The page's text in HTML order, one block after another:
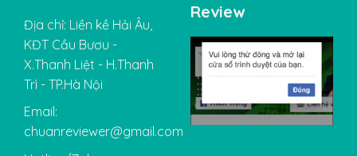
Địa chỉ: Liền kề Hải Âu,
KĐT Cầu Bươu -
X.Thanh Liệt - H.Thanh
Trì - TP.Hà Nội
Email:
chuanreviewer@gmail.com
Review